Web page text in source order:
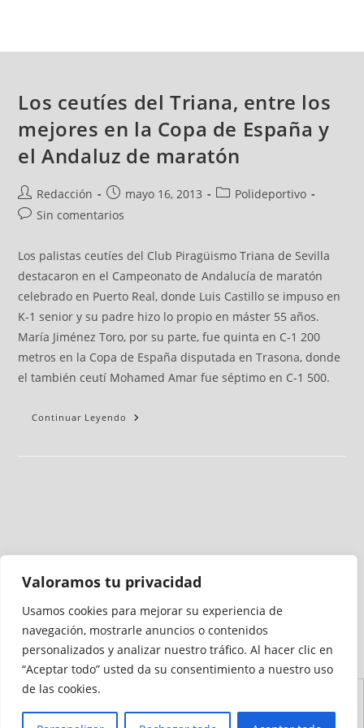
Valoramos tu privacidad
Usamos cookies para mejorar su experiencia de
navegación, mostrarle anuncios o contenidos
personalizados y analizar nuestro tráfico. Al hacer clic en
“Aceptar todo” usted da su consentimiento a nuestro uso
de las cookies.
Los ceutíes del Triana, entre los
mejores en la Copa de España y
el Andaluz de maratón
Redacción mayo 16, 2013
Polideportivo
Sin comentarios
Los palistas ceutíes del Club Piragüismo Triana de Sevilla
destacaron en el Campeonato de Andalucía de maratón
celebrado en Puerto Real, donde Luis Castillo se impuso en
K-1 senior y su padre hizo lo propio en máster 55 años.
María Jiménez Toro, por su parte, fue quinta en C-1 200
metros en la Copa de España disputada en Trasona, donde
el también ceutí Mohamed Amar fue séptimo en C-1 500.
Continuar Leyendo
Medio auditado por